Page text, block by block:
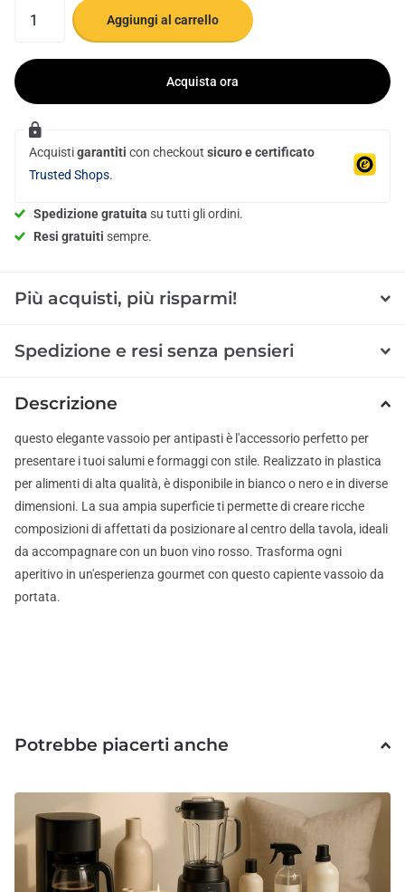
Aggiungi al carrello
Acquista ora
Acquistigarantiti con checkout sicuro e certificato
Trusted Shops.
Spedizione gratuita su tutti gli ordini.
Resi gratuiti sempre.
Più acquisti, più risparmi!
Spedizione e resi senza pensieri
Descrizione
questo elegante vassoio per antipasti è l'accessorio perfetto per
presentare i tuoi salumi e formaggi con stile. Realizzato in plastica
per alimenti di alta qualità, è disponibile in bianco o nero e in diverse
dimensioni. La sua ampia superficie ti permette di creare ricche
composizioni di affettati da posizionare al centro della tavola, ideali
da accompagnare con un buon vino rosso. Trasforma ogni
aperitivo in un'esperienza gourmet con questo capiente vassoio da
portata.
Potrebbe piacerti anche